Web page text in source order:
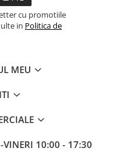
cu promotiile
in Politica de
MEU
VINERI 10:00 - 17:30